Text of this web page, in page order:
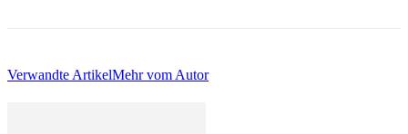
Verwandte ArtikelMehr vom Autor